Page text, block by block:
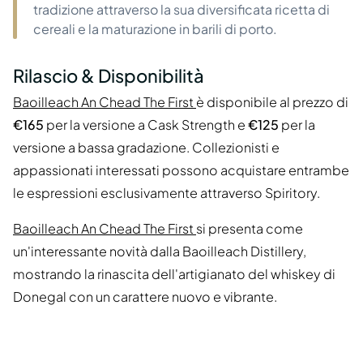
tradizione attraverso la sua diversificata ricetta di
cereali e la maturazione in barili di porto.
Rilascio & Disponibilità
Baoilleach An Chead The Firstè disponibile al prezzo di
€165 per la versione a Cask Strength e€125 per la
versione a bassa gradazione. Collezionisti e
appassionati interessati possono acquistare entrambe
le espressioni esclusivamente attraverso Spiritory.
Baoilleach An Chead The Firstsi presenta come
un'interessante novità dalla Baoilleach Distillery,
mostrando la rinascita dell'artigianato del whiskey di
Donegal con un carattere nuovo e vibrante.